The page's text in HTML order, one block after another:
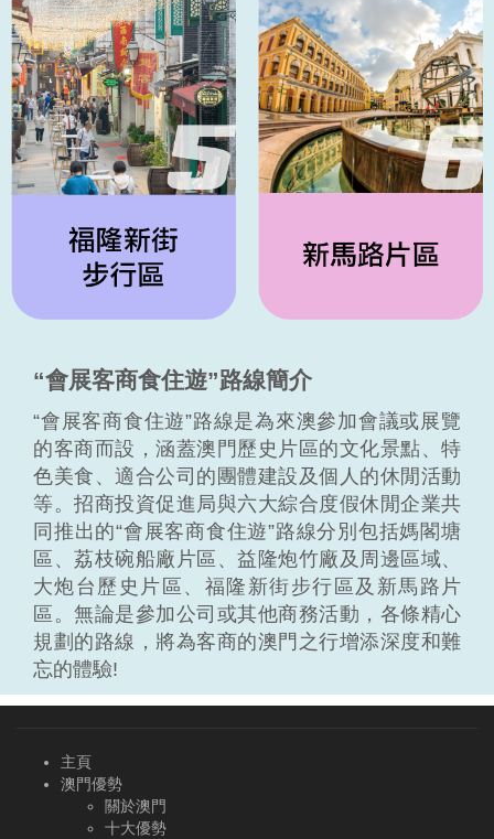
“會展客商食住遊”路線簡介
“會展客商食住遊”路線是為來澳參加會議或展覽
的客商而設，涵蓋澳門歷史片區的文化景點、特
色美食、適合公司的團體建設及個人的休閒活動
等。招商投資促進局與六大綜合度假休閒企業共
同推出的“會展客商食住遊”路線分別包括媽閣塘
區、荔枝碗船廠片區、益隆炮竹廠及周邊區域、
大炮台歷史片區、福隆新街步行區及新馬路片
區。無論是參加公司或其他商務活動，各條精心
規劃的路線，將為客商的澳門之行增添深度和難
忘的體驗!
主頁
澳門優勢
關於澳門
十大優勢